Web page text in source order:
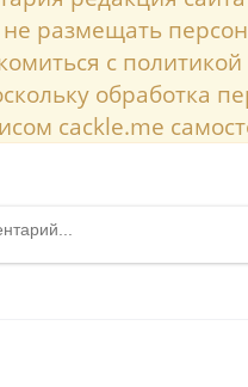
не размещать
с
обработка
cackle.me